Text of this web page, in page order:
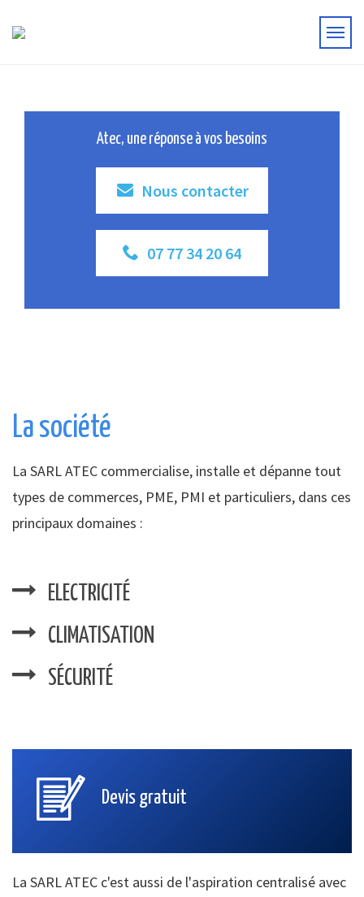
Atec, une réponse à vos besoins
Nous contacter
07 77 34 20 64
La société
La SARL ATEC commercialise, installe et dépanne tout
types de commerces, PME, PMI et particuliers, dans ces
principaux domaines :
ELECTRICITÉ
CLIMATISATION
SÉCURITÉ
Devis gratuit
La SARL ATEC c'est aussi de l'aspiration centralisé avec